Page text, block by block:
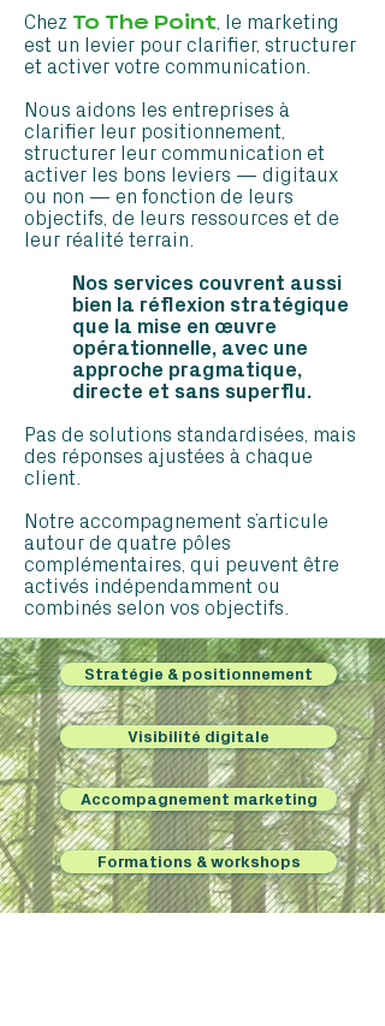
Chez To The Point, le marketing
est un levier pour clarifier, structurer
et activer votre communication.
Nous aidons les entreprises à
clarifier leur positionnement,
structurer leur communication et
activer les bons leviers — digitaux
ou non — en fonction de leurs
objectifs, de leurs ressources et de
leur réalité terrain.
Nos services couvrent aussi
bien la réflexion stratégique
que la mise en œuvre
opérationnelle, avec une
approche pragmatique,
directe et sans superflu.
Pas de solutions standardisées, mais
des réponses ajustées à chaque
client.
Notre accompagnement s’articule
autour de quatre pôles
complémentaires, qui peuvent être
activés indépendamment ou
combinés selon vos objectifs.
Stratégie & positionnement
Visibilité digitale
Accompagnement marketing
Formations & workshops